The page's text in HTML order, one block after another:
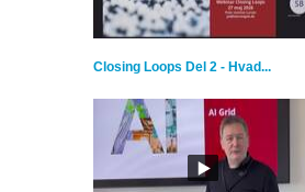
Closing Loops Del 2 - Hvad...